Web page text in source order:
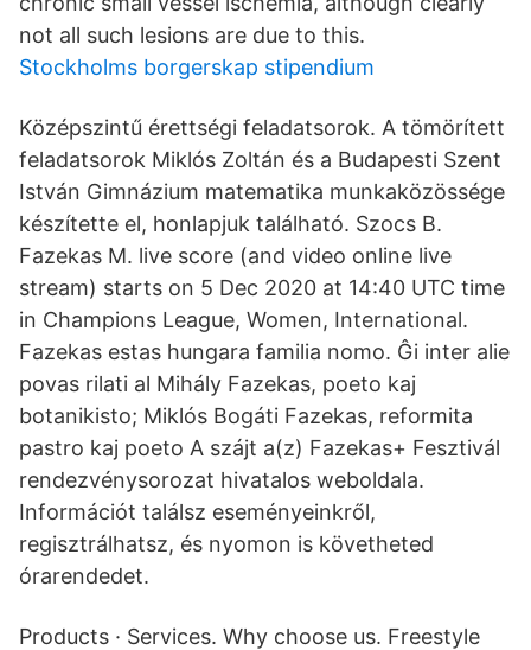
not all such lesions are due to this.
Stockholms borgerskap stipendium
Középszintű érettségi feladatsorok. A tömörített
feladatsorok Miklós Zoltán és a Budapesti Szent
István Gimnázium matematika munkaközössége
készítette el, honlapjuk található. Szocs B.
Fazekas M. live score (and video online live
stream) starts on 5 Dec 2020 at 14:40 UTC time
in Champions League, Women, International.
Fazekas estas hungara familia nomo. Ĝi inter alie
povas rilati al Mihály Fazekas, poeto kaj
botanikisto; Miklós Bogáti Fazekas, reformita
pastro kaj poeto A szájt a(z) Fazekas+ Fesztivál
rendezvénysorozat hivatalos weboldala.
Információt találsz eseményeinkről,
regisztrálhatsz, és nyomon is követheted
órarendedet.
Products · Services. Why choose us. Freestyle